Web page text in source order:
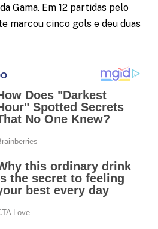
Gama. Em 12 partidas pelo
marcou cinco gols e deu duas